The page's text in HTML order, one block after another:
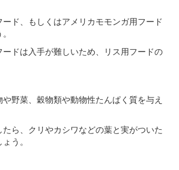
ド、もしくはアメリカモモンガ用フード
ドは入手が難しいため、リス用フードの
野菜、穀物類や動物性たんぱく質を与え
ら、クリやカシワなどの葉と実がついた
う。